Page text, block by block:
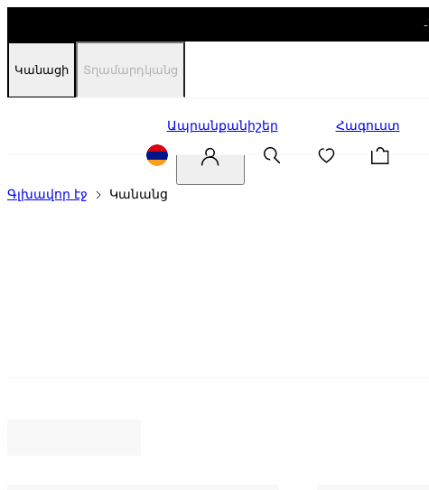
Կանացի Տղամարդկանց
Ապրանքանիշեր Հագուստ
Գլխավոր էջ Կանանց